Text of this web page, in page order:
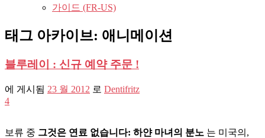
가이드 (FR-US)
태그 아카이브: 애니메이션
블루레이 : 신규 예약 주문 !
에 게시됨 23 월 2012 로 Dentifritz
4
보류 중 그것은 연료 없습니다: 하얀 마녀의 분노 는 미국의,